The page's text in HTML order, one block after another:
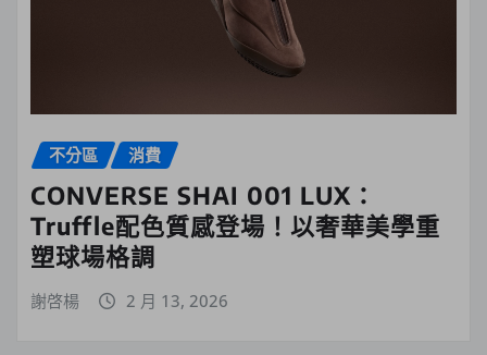
不分區 消費
CONVERSE SHAI 001 LUX：
Truffle配色質感登場！以奢華美學重
塑球場格調
謝啓楊 2 月 13, 2026